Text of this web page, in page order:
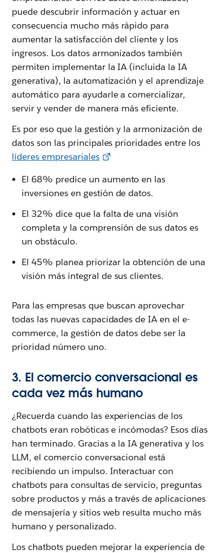
puede descubrir información y actuar en
consecuencia mucho más rápido para
aumentar la satisfacción del cliente y los
ingresos. Los datos armonizados también
permiten implementar la IA (incluida la IA
generativa), la automatización y el aprendizaje
automático para ayudarle a comercializar,
servir y vender de manera más eficiente.
Es por eso que la gestión y la armonización de
datos son las principales prioridades entre los
líderes empresariales
El 68% predice un aumento en las
inversiones en gestión de datos.
El 32% dice que la falta de una visión
completa y la comprensión de sus datos es
un obstáculo.
El 45% planea priorizar la obtención de una
visión más integral de sus clientes.
Para las empresas que buscan aprovechar
todas las nuevas capacidades de IA en el e-
commerce, la gestión de datos debe ser la
prioridad número uno.
3. El comercio conversacional es
cada vez más humano
¿Recuerda cuando las experiencias de los
chatbots eran robóticas e incómodas? Esos días
han terminado. Gracias a la IA generativa y los
LLM, el comercio conversacional está
recibiendo un impulso. Interactuar con
chatbots para consultas de servicio, preguntas
sobre productos y más a través de aplicaciones
de mensajería y sitios web resulta mucho más
humano y personalizado.
Los chatbots pueden mejorar la experiencia de